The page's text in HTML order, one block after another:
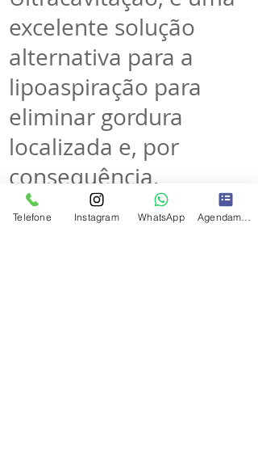
excelente solução
alternativa para a
lipoaspiração para
eliminar gordura
localizada e, por
consequência,
melhora também o
Telefone Instagram WhatsApp